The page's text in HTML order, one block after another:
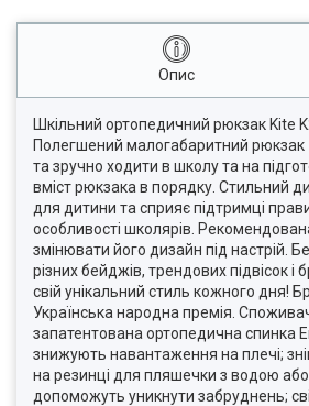
Опис
Шкільний ортопедичний рюкзак Kite
Полегшений малогабаритний рюкзак
та зручно ходити в школу та на
вміст рюкзака в порядку. Стильний
для дитини та сприяє підтримці
особливості школярів.
змінювати його дизайн під настрій.
різних бейджів, трендових підвісок
свій унікальний стиль кожного дня!
Українська народна премія.
запатентована ортопедична спинка
знижують навантаження на плечі;
на резинці для пляшечки з водою або
допоможуть уникнути забруднень;